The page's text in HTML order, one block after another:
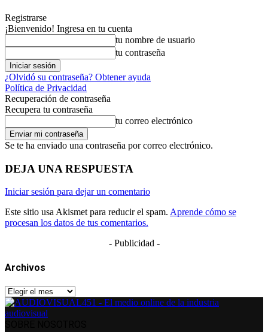
Registrarse
¡Bienvenido! Ingresa en tu cuenta
tu nombre de usuario
tu contraseña
¿Olvidó su contraseña? Obtener ayuda
Política de Privacidad
Recuperación de contraseña
Recupera tu contraseña
tu correo electrónico
Se te ha enviado una contraseña por correo electrónico.
DEJA UNA RESPUESTA
Iniciar sesión para dejar un comentario
Este sitio usa Akismet para reducir el spam. Aprende cómo se
procesan los datos de tus comentarios.
- Publicidad -
Archivos
Archivos